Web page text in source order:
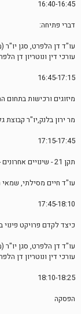
16:40-16:45
דברי פתיחה:
עו"ד דן הלפרט, סגן
עורכי דין ונוטריון דן
16:45-17:15
מיזוגים ורכישות בתחום
מר ירון בלנק,יו"ר קבוצת
17:15-17:45
תקן 21 - שינויים אחרונים - תפקידו של השמאי בפרויקט - בדיקת היתכנות/איזונים
עו"ד חיים מסילתי,
17:45-18:10
כיצד לקדם פרויקט פינוי
עו"ד דן הלפרט, סגן
עורכי דין ונוטריון דן
18:10-18:25
הפסקה